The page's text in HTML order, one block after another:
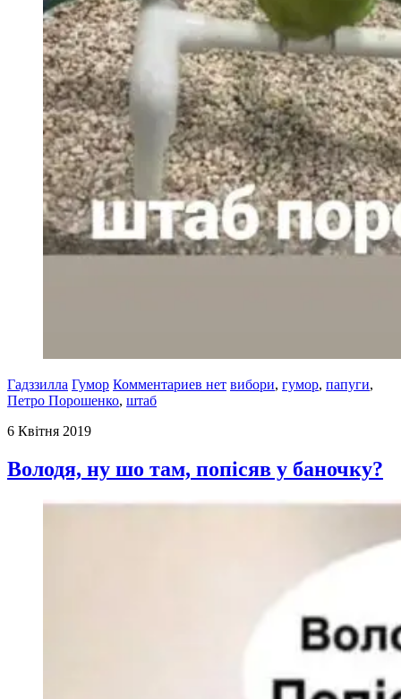
Гадззилла Гумор Комментариев нет вибори, гумор, папуги,
Петро Порошенко, штаб
6 Квітня 2019
Володя, ну шо там, попісяв у баночку?